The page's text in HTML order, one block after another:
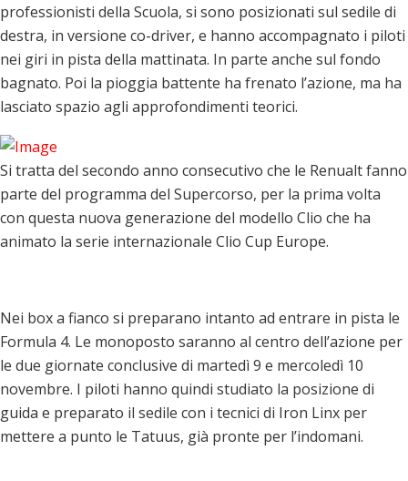
professionisti della Scuola, si sono posizionati sul sedile di
destra, in versione co-driver, e hanno accompagnato i piloti
nei giri in pista della mattinata. In parte anche sul fondo
bagnato. Poi la pioggia battente ha frenato l’azione, ma ha
lasciato spazio agli approfondimenti teorici.
Si tratta del secondo anno consecutivo che le Renualt fanno
parte del programma del Supercorso, per la prima volta
con questa nuova generazione del modello Clio che ha
animato la serie internazionale Clio Cup Europe.
Nei box a fianco si preparano intanto ad entrare in pista le
Formula 4. Le monoposto saranno al centro dell’azione per
le due giornate conclusive di martedì 9 e mercoledì 10
novembre. I piloti hanno quindi studiato la posizione di
guida e preparato il sedile con i tecnici di Iron Linx per
mettere a punto le Tatuus, già pronte per l’indomani.